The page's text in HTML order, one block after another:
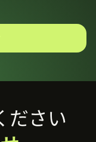
ださい